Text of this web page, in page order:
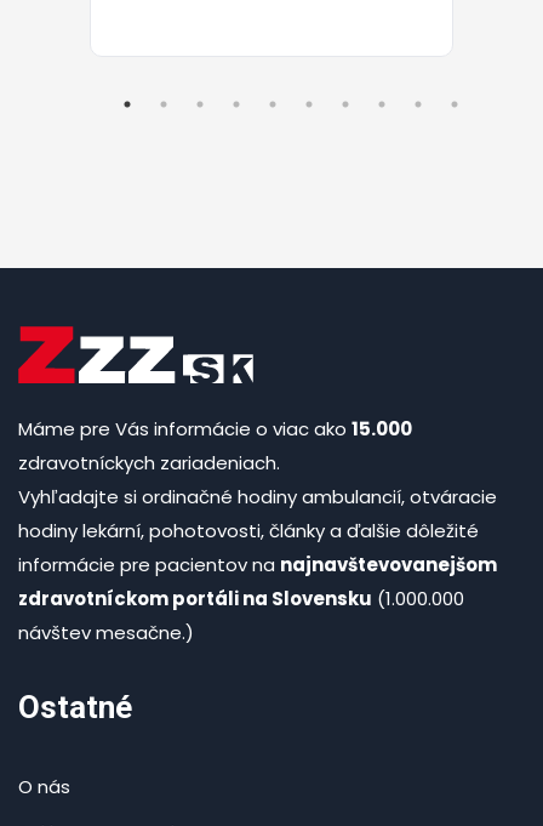
Máme pre Vás informácie o viac ako 15.000
zdravotníckych zariadeniach.
Vyhľadajte si ordinačné hodiny ambulancií, otváracie
hodiny lekární, pohotovosti, články a ďalšie dôležité
informácie pre pacientov na najnavštevovanejšom
zdravotníckom portáli na Slovensku (1.000.000
návštev mesačne.)
Ostatné
O nás